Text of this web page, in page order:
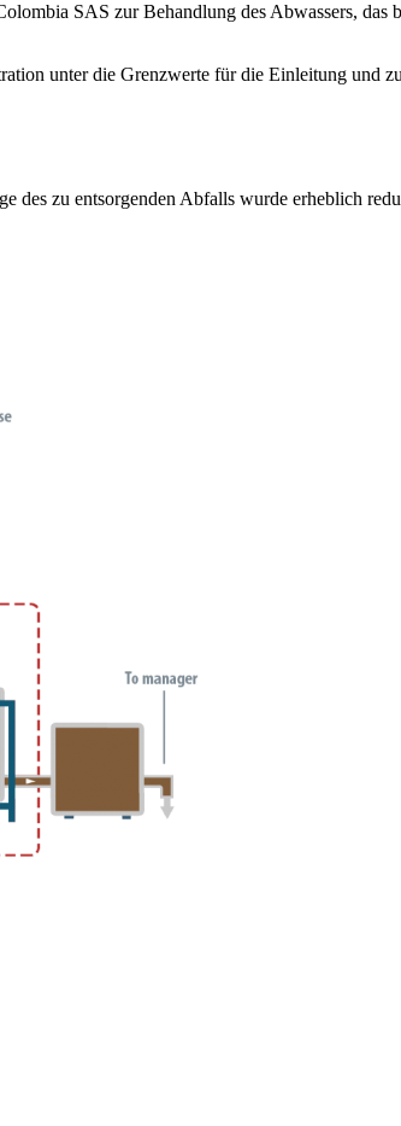
SAS zur Behandlung des Abwassers, das
unter die Grenzwerte für die Einleitung und
des zu entsorgenden Abfalls wurde erheblich